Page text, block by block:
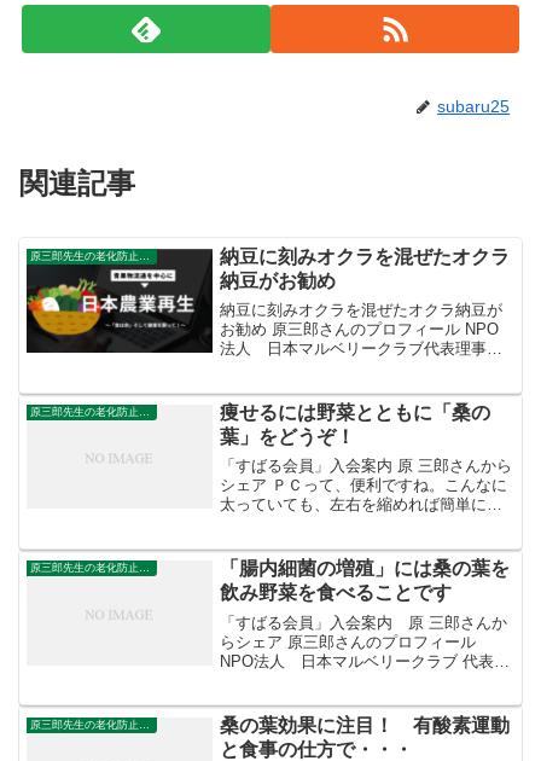
subaru25
関連記事
納豆に刻みオクラを混ぜたオクラ
納豆がお勧め
納豆に刻みオクラを混ぜたオクラ納豆が
お勧め 原三郎さんのプロフィール NPO
法人 日本マルベリークラブ代表理事
法の研究、それらの効果の普及活動Stu...
原三郎先生の老化防止の野菜
痩せるには野菜とともに「桑の
葉」をどうぞ！
「すばる会員」入会案内 原 三郎さんから
シェア ＰＣって、便利ですね。こんなに
太っていても、左右を縮めれば簡単にス
み多き日々を過ごさねばなりません。
「太る・痩せる」...
原三郎先生の老化防止の野菜
「腸内細菌の増殖」には桑の葉を
飲み野菜を食べることです
「すばる会員」入会案内 原 三郎さんか
らシェア 原三郎さんのプロフィール
NPO法人 日本マルベリークラブ 代表理
方法の研究、それらの効果の普及活...
桑の葉効果に注目！ 有酸素運動
と食事の仕方で・・・